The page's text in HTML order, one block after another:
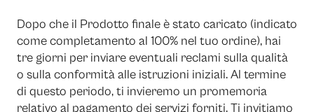
Dopo che il Prodotto finale è stato caricato (indicato
come completamento al 100% nel tuo ordine), hai
tre giorni per inviare eventuali reclami sulla qualità
o sulla conformità alle istruzioni iniziali. Al termine
di questo periodo, ti invieremo un promemoria
relativo al pagamento dei servizi forniti. Ti invitiamo